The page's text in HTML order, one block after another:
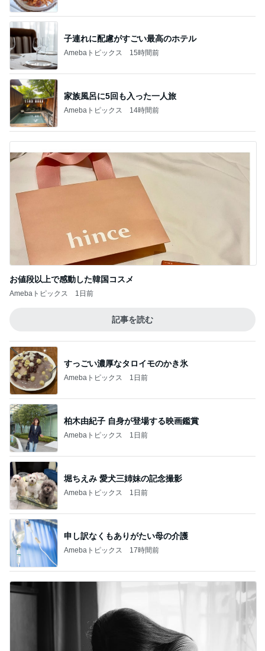
子連れに配慮がすごい最高のホテル
Amebaトピックス 15時間前
家族風呂に5回も入った一人旅
Amebaトピックス 14時間前
お値段以上で感動した韓国コスメ
Amebaトピックス 1日前
記事を読む
すっごい濃厚なタロイモのかき氷
Amebaトピックス 1日前
柏木由紀子 自身が登場する映画鑑賞
Amebaトピックス 1日前
堀ちえみ 愛犬三姉妹の記念撮影
Amebaトピックス 1日前
申し訳なくもありがたい母の介護
Amebaトピックス 17時間前